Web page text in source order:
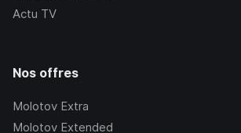
Actu TV
Nos offres
Molotov Extra
Molotov Extended